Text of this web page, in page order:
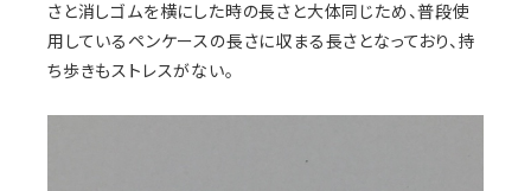
さと消しゴムを横にした時の長さと大体同じため、普段使
用しているペンケースの長さに収まる長さとなっており、持
ち歩きもストレスがない。